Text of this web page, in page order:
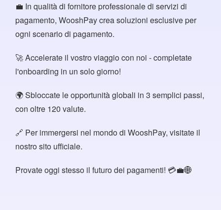
💼 In qualità di fornitore professionale di servizi di
pagamento, WooshPay crea soluzioni esclusive per
ogni scenario di pagamento.
🚀 Accelerate il vostro viaggio con noi - completate
l'onboarding in un solo giorno!
🌍 Sbloccate le opportunità globali in 3 semplici passi,
con oltre 120 valute.
🔗 Per immergersi nel mondo di WooshPay, visitate il
nostro sito ufficiale.
Provate oggi stesso il futuro dei pagamenti! 💳💼🌐